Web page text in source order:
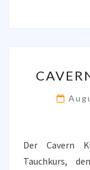
Der Cavern
Tauchkurs,